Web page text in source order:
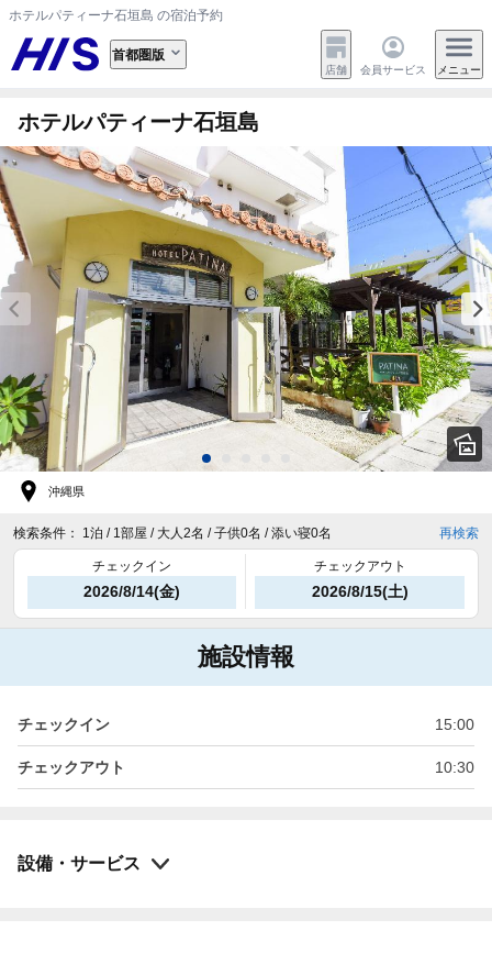
ホテルパティーナ石垣島 の宿泊予約
首都圏版
店舗 会員サービス メニュー
ホテルパティーナ石垣島
沖縄県
検索条件： 1泊 / 1部屋 / 大人2名 / 子供0名 / 添い寝0名 再検索
チェックイン
2026/8/14(金)
チェックアウト
2026/8/15(土)
施設情報
チェックイン 15:00
チェックアウト 10:30
設備・サービス